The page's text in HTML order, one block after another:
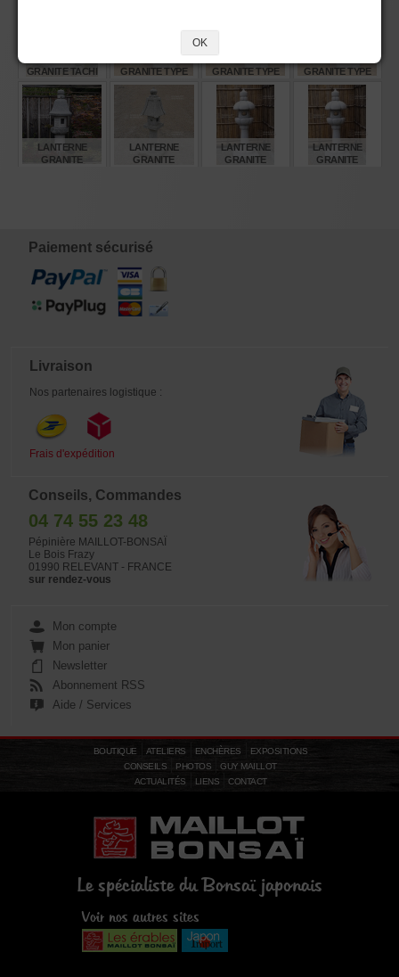
GRANITE TACHI
GATA 250 CM
5.280,00€
GRANITE TYPE
RANKEI 180 CM
1.720,00
GRANITE TYPE
RANKEI 250 CM
4.330,00
GRANITE TYPE
RANKEI 150 CM
1.370,00
LANTERNE
GRANITE
LANTERNE
GRANITE
LANTERNE
GRANITE
LANTERNE
GRANITE
Paiement sécurisé
Livraison
Nos partenaires logistique :
Frais d'expédition
Conseils, Commandes
04 74 55 23 48
Pépinière MAILLOT-BONSAÏ
Le Bois Frazy
01990 RELEVANT - FRANCE
sur rendez-vous
Mon compte
Mon panier
Newsletter
Abonnement RSS
Aide / Services
BOUTIQUE ATELIERS ENCHÈRES
EXPOSITIONS
CONSEILS
PHOTOS
GUY MAILLOT
ACTUALITÉS
LIENS CONTACT
Le spécialiste du Bonsaï japonais
Voir nos autres sites
OK